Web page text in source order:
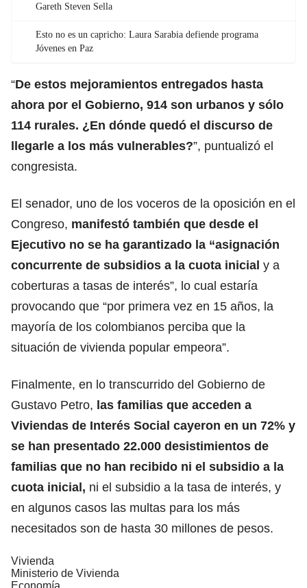
Gareth Steven Sella
Esto no es un capricho: Laura Sarabia defiende programa
Jóvenes en Paz
“De estos mejoramientos entregados hasta
ahora por el Gobierno, 914 son urbanos y sólo
114 rurales. ¿En dónde quedó el discurso de
llegarle a los más vulnerables?”, puntualizó el
congresista.
El senador, uno de los voceros de la oposición en el
Congreso, manifestó también que desde el
Ejecutivo no se ha garantizado la “asignación
concurrente de subsidios a la cuota inicial y a
coberturas a tasas de interés”, lo cual estaría
provocando que “por primera vez en 15 años, la
mayoría de los colombianos perciba que la
situación de vivienda popular empeora”.
Finalmente, en lo transcurrido del Gobierno de
Gustavo Petro, las familias que acceden a
Viviendas de Interés Social cayeron en un 72% y
se han presentado 22.000 desistimientos de
familias que no han recibido ni el subsidio a la
cuota inicial, ni el subsidio a la tasa de interés, y
en algunos casos las multas para los más
necesitados son de hasta 30 millones de pesos.
Vivienda
Ministerio de Vivienda
Economía